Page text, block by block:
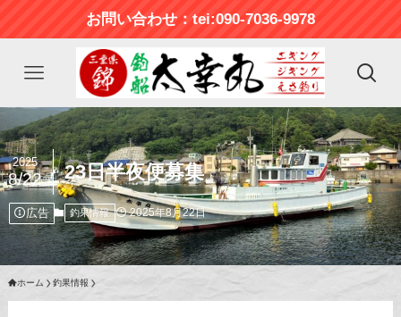
お問い合わせ：tei:090-7036-9978
23日半夜便募集
2025
8/22
広告 釣果情報 2025年8月22日
ホーム 釣果情報